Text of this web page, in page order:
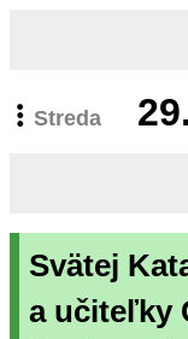
Streda 29.
Svätej
a učiteľky